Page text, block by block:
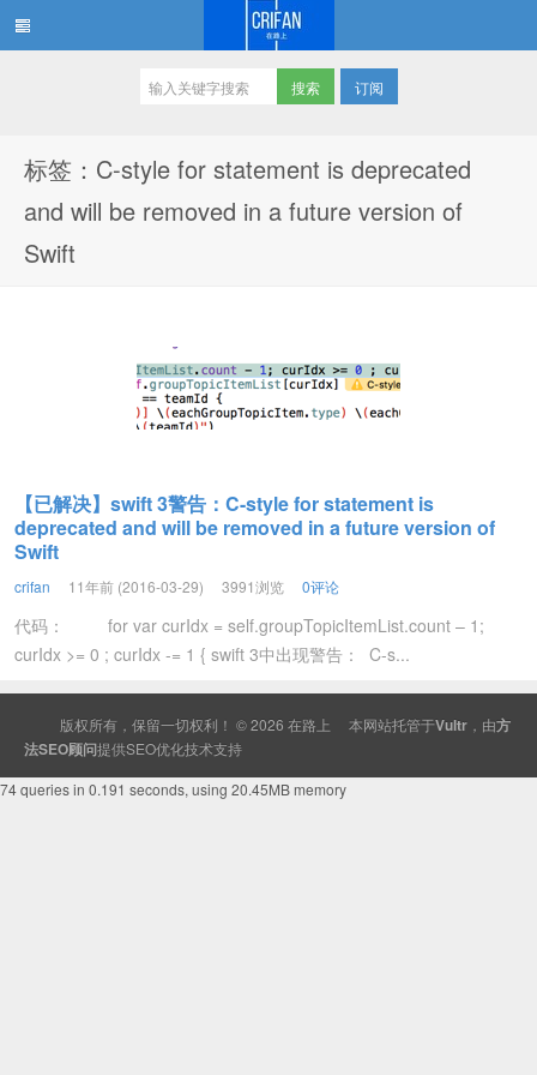
订阅
标签：C-style for statement is deprecated
and will be removed in a future version of
Swift
【已解决】swift 3警告：C-style for statement is
deprecated and will be removed in a future version of
Swift
crifan 11年前 (2016-03-29) 3991浏览 0评论
代码： for var curIdx = self.groupTopicItemList.count – 1;
curIdx >= 0 ; curIdx -= 1 { swift 3中出现警告： C-s...
版权所有，保留一切权利！ © 2026 在路上 本网站托管于Vultr ，由方
法SEO顾问提供SEO优化技术支持
74 queries in 0.191 seconds, using 20.45MB memory